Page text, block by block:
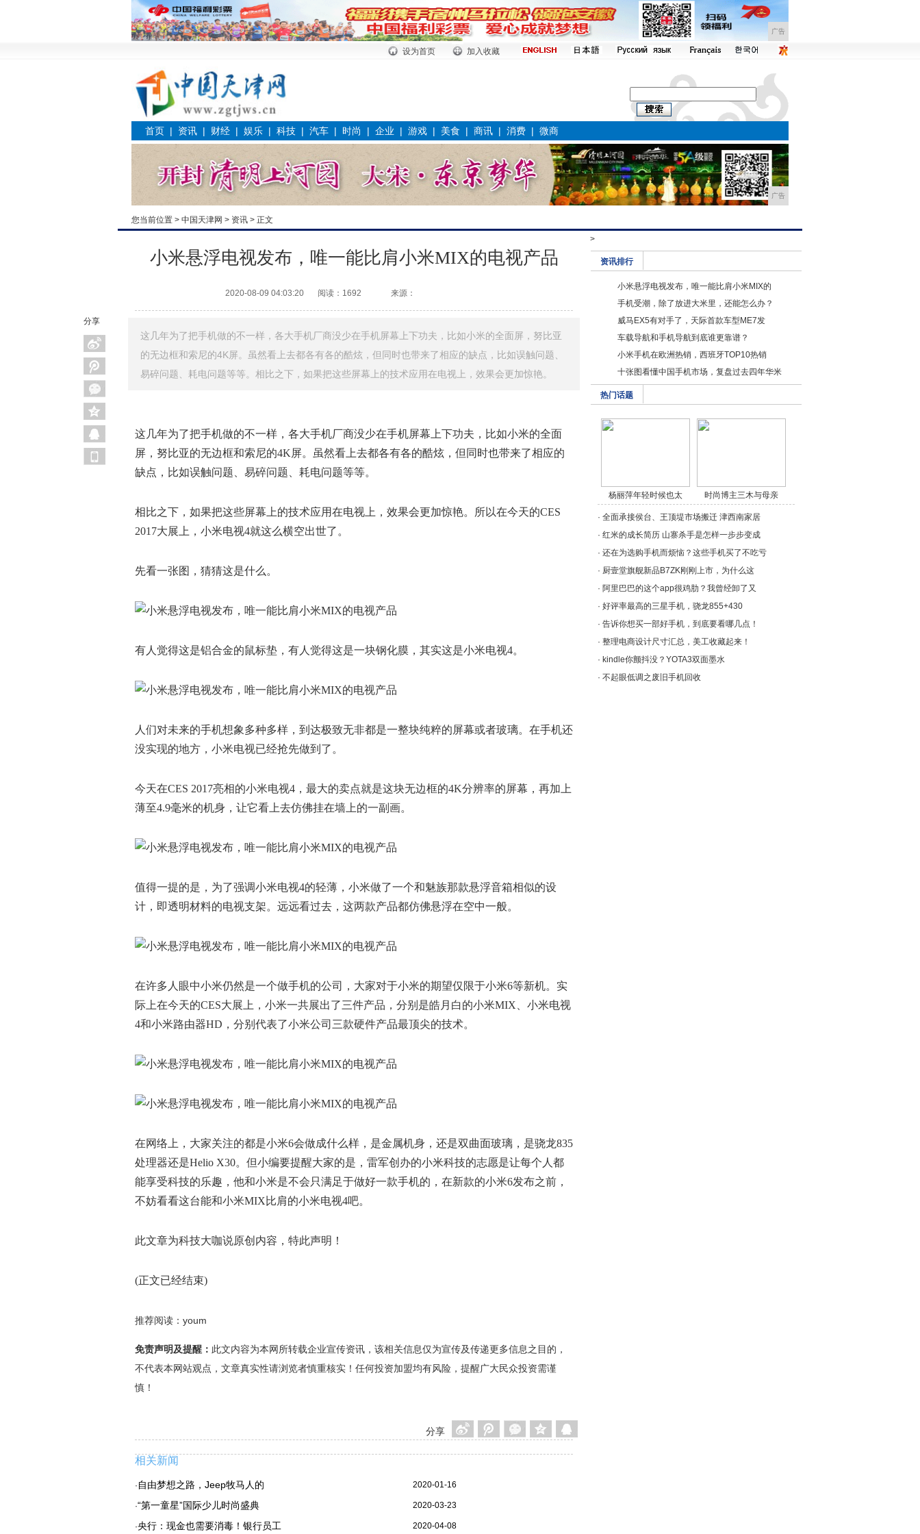
广告
设为首页 加入收藏
首页 | 资讯 | 财经 | 娱乐 | 科技 | 汽车 | 时尚 | 企业 | 游戏 | 美食 | 商讯 | 消费 | 微商
广告
您当前位置 > 中国天津网 > 资讯 > 正文
>
分享
小米悬浮电视发布，唯一能比肩小米MIX的电视产品
2020-08-09 04:03:20 阅读：1692 来源：
这几年为了把手机做的不一样，各大手机厂商没少在手机屏幕上下功夫，比如小米的全面屏，努比亚
的无边框和索尼的4K屏。虽然看上去都各有各的酷炫，但同时也带来了相应的缺点，比如误触问题、
易碎问题、耗电问题等等。相比之下，如果把这些屏幕上的技术应用在电视上，效果会更加惊艳。
这几年为了把手机做的不一样，各大手机厂商没少在手机屏幕上下功夫，比如小米的全面
屏，努比亚的无边框和索尼的4K屏。虽然看上去都各有各的酷炫，但同时也带来了相应的
缺点，比如误触问题、易碎问题、耗电问题等等。
相比之下，如果把这些屏幕上的技术应用在电视上，效果会更加惊艳。所以在今天的CES
2017大展上，小米电视4就这么横空出世了。
先看一张图，猜猜这是什么。
有人觉得这是铝合金的鼠标垫，有人觉得这是一块钢化膜，其实这是小米电视4。
人们对未来的手机想象多种多样，到达极致无非都是一整块纯粹的屏幕或者玻璃。在手机还
没实现的地方，小米电视已经抢先做到了。
今天在CES 2017亮相的小米电视4，最大的卖点就是这块无边框的4K分辨率的屏幕，再加上
薄至4.9毫米的机身，让它看上去仿佛挂在墙上的一副画。
值得一提的是，为了强调小米电视4的轻薄，小米做了一个和魅族那款悬浮音箱相似的设
计，即透明材料的电视支架。远远看过去，这两款产品都仿佛悬浮在空中一般。
在许多人眼中小米仍然是一个做手机的公司，大家对于小米的期望仅限于小米6等新机。实
际上在今天的CES大展上，小米一共展出了三件产品，分别是皓月白的小米MIX、小米电视
4和小米路由器HD，分别代表了小米公司三款硬件产品最顶尖的技术。
在网络上，大家关注的都是小米6会做成什么样，是金属机身，还是双曲面玻璃，是骁龙835
处理器还是Helio X30。但小编要提醒大家的是，雷军创办的小米科技的志愿是让每个人都
能享受科技的乐趣，他和小米是不会只满足于做好一款手机的，在新款的小米6发布之前，
不妨看看这台能和小米MIX比肩的小米电视4吧。
此文章为科技大咖说原创内容，特此声明！
(正文已经结束)
推荐阅读： youm
免责声明及提醒： 此文内容为本网所转载企业宣传资讯，该相关信息仅为宣传及传递更多信息之目的，
不代表本网站观点，文章真实性请浏览者慎重核实！任何投资加盟均有风险，提醒广大民众投资需谨
慎！
分享
相关新闻
2020-01-16
· 自由梦想之路，Jeep牧马人的
2020-03-23
·“第一童星”国际少儿时尚盛典
2020-04-08
·央行：现金也需要消毒！银行员工
资讯排行
小米悬浮电视发布，唯一能比肩小米MIX的
手机受潮，除了放进大米里，还能怎么办？
威马EX5有对手了，天际首款车型ME7发
车载导航和手机导航到底谁更靠谱？
小米手机在欧洲热销，西班牙TOP10热销
十张图看懂中国手机市场，复盘过去四年华米
热门话题
杨丽萍年轻时候也太
美/a>
时尚博主三木与母亲
穿/a>
· 全面承接侯台、王顶堤市场搬迁 津西南家居
· 红米的成长简历 山寨杀手是怎样一步步变成
· 还在为选购手机而烦恼？这些手机买了不吃亏
· 厨壹堂旗舰新品B7ZK刚刚上市，为什么这
· 阿里巴巴的这个app很鸡肋？我曾经卸了又
· 好评率最高的三星手机，骁龙855+430
· 告诉你想买一部好手机，到底要看哪几点！
· 整理电商设计尺寸汇总，美工收藏起来！
· kindle你颤抖没？YOTA3双面墨水
· 不起眼低调之废旧手机回收